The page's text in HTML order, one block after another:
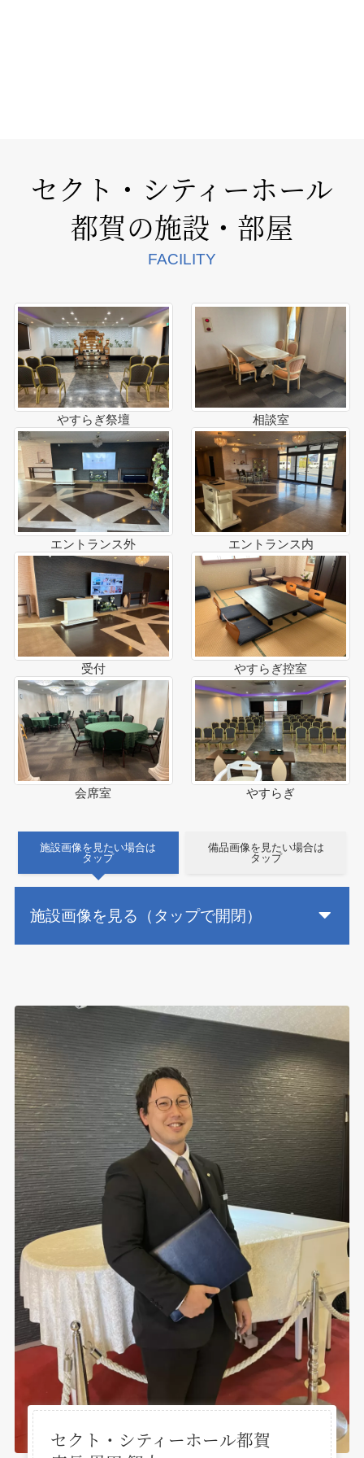
セクト・シティーホール
都賀の施設・部屋
FACILITY
やすらぎ祭壇 相談室
エントランス外 エントランス内
受付 やすらぎ控室
会席室 やすらぎ
施設画像を見たい場合は
タップ
備品画像を見たい場合は
タップ
施設画像を見る（タップで開閉）
セクト・シティーホール都賀